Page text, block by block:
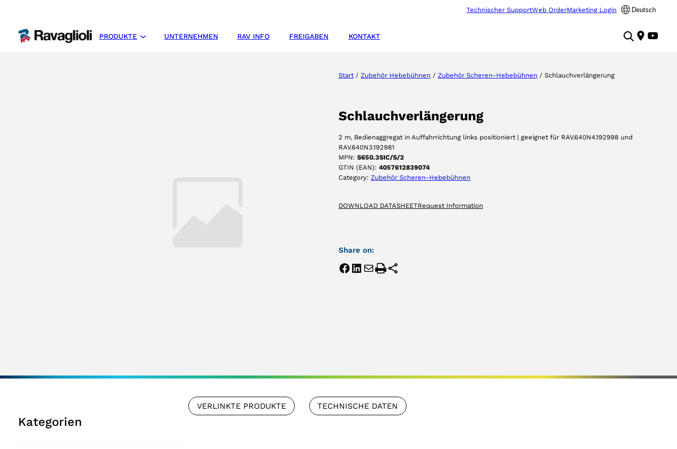
Technischer SupportWeb OrderMarketing Login Deutsch
PRODUKTE UNTERNEHMEN RAV INFO FREIGABEN KONTAKT
Start / Zubehör Hebebühnen / Zubehör Scheren-Hebebühnen / Schlauchverlängerung
Schlauchverlängerung
2 m, Bedienaggregat in Auffahrrichtung links positioniert | geeignet für RAV.640N4.192998 und
RAV.640N3.192981
MPN: S650.3SIC/S/2
GTIN (EAN): 4057612839074
Category: Zubehör Scheren-Hebebühnen
DOWNLOAD DATASHEETRequest Information
Share on:
Kategorien
VERLINKTE PRODUKTE TECHNISCHE DATEN